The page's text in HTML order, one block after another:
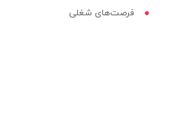
فرصت‌های شغلی